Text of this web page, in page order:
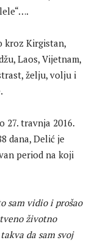
kroz Kirgistan,
Laos, Vijetnam,
želju, volju i
27. travnja 2016.
dana, Delić je
period na koji
sam vidio i prošao
životno
da sam svoj